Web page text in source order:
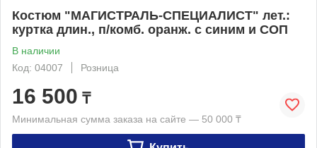
Костюм "МАГИСТРАЛЬ-СПЕЦИАЛИСТ" лет.:
куртка длин., п/комб. оранж. с синим и СОП
В наличии
Код: 04007
Розница
16 500 ₸
Минимальная сумма заказа на сайте — 50 000 ₸